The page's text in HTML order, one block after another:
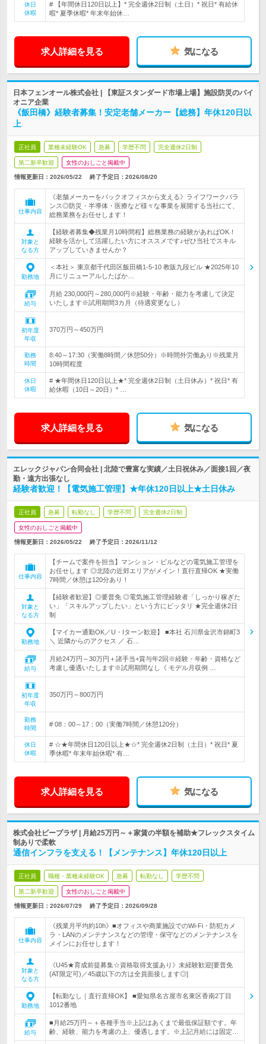
休日
休暇
# 【年間休日120日以上】* 完全週休2日制（土日）* 祝日* 有給休
暇* 夏季休暇* 年末年始休…
求人詳細を見る 気になる
日本フェンオール株式会社 | 【東証スタンダード市場上場】施設防災のパイ
オニア企業
《飯田橋》経験者募集！安定老舗メーカー【総務】年休120日以
上
正社員 業種未経験OK 急募 学歴不問 完全週休2日制
第二新卒歓迎 女性のおしごと掲載中
情報更新日：2026/05/22 終了予定日： 2026/08/20
仕事内容
《老舗メーカーをバックオフィスから支える》ライフワークバラ
ンス◎防災・半導体・医療など様々な事業を展開する当社にて、
総務業務をお任せします！
対象と
なる方
【経験者募集◆残業月10時間程】総務業務の経験があればOK！
経験を活かして活躍したい方にオススメです♪ぜひ当社でスキル
アップしていきませんか？
勤務地
＜本社＞ 東京都千代田区飯田橋1-5-10 教販九段ビル ★2025年10
月にリニューアルしたばか…
給与
月給 230,000円～280,000円※経験・年齢・能力を考慮して決定
いたします※試用期間3カ月（待遇変更なし）
初年度
年収
370万円～450万円
勤務
時間
8:40～17:30（実働8時間／休憩50分）※時間外労働あり※残業月
10時間程度
休日
休暇
# ★年間休日120日以上★* 完全週休2日制（土日休み）* 祝日* 有
給休暇（10日～20日）* …
求人詳細を見る 気になる
エレックジャパン合同会社 | 北陸で豊富な実績／土日祝休み／面接1回／夜
勤・遠方出張なし
経験者歓迎！【電気施工管理】★年休120日以上★土日休み
正社員 急募 転勤なし 学歴不問 完全週休2日制
女性のおしごと掲載中
情報更新日：2026/05/22 終了予定日： 2026/11/12
仕事内容
【チームで案件を担当】マンション・ビルなどの電気施工管理を
お任せします ◎北陸の近郊エリアがメイン！直行直帰OK ★実働
7時間／休憩は120分あり！
対象と
なる方
【経験者歓迎】◎要普免 ◎電気施工管理経験者「しっかり稼ぎた
い」「スキルアップしたい」という方にピッタリ ★完全週休2日
制
勤務地
【マイカー通勤OK／U・Iターン歓迎】 ■本社 石川県金沢市錦町3
＼ 近隣からのアクセス ／ 石…
給与
月給24万円～30万円＋諸手当+賞与年2回※経験・年齢・資格など
考慮し優遇いたします※試用期間なし《 モデル月収例 …
初年度
年収
350万円～800万円
勤務
時間
# 08：00～17：00（実働7時間／休憩120分）
休日
休暇
# ☆★年間休日120日以上★☆* 完全週休2日制（土日）* 祝日* 夏
季休暇* 年末年始休暇* 有…
求人詳細を見る 気になる
株式会社ビープラザ | 月給25万円～＋家賃の半額を補助★フレックスタイム
制ありで柔軟
通信インフラを支える！【メンテナンス】年休120日以上
正社員 職種・業種未経験OK 急募 転勤なし 学歴不問
第二新卒歓迎 女性のおしごと掲載中
情報更新日：2026/07/29 終了予定日： 2026/09/28
仕事内容
《残業月平均約10h》■オフィスや商業施設でのWi-Fi・防犯カメ
ラ・LANのメンテナンスなどの管理・保守などのメンテナンスを
メインにお任せします！
対象と
なる方
《U45★育成前提募集☆資格取得支援あり》未経験歓迎[要普免
(AT限定可)／45歳以下の方は全員面接します◎]
勤務地
【転勤なし｜直行直帰OK】 ■愛知県名古屋市名東区香南2丁目
1012番地
給与
■月給25万円～＋各種手当※上記はあくまで最低保証額です。年
齢、経験、能力を考慮の上、優遇します。※上記月給には固定…